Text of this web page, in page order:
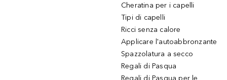
Cheratina per i capelli
Tipi di capelli
Ricci senza calore
Applicare l'autoabbronzante
Spazzolatura a secco
Regali di Pasqua
Regali di Pasqua per le